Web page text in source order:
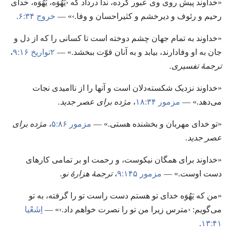
‏«خداوند پیش روی وی عبور کرده،‏ ندا درداد که ‹یَهُوَه،‏ یَهُوَه،‏ خدای
رحیم و رئوف و دیرخشم و کثیراحسان و وفا.‏›» —‏ خروج ۳۴:‏۶ ‏.‏
‏«خداوند به تمام جهان چشم دوخته است تا کسانی را که از دل و
جان به او وفادارند،‏ بیابد و به آنان قوّت ببخشد.‏» —‏ ۲تواریخ ۱۶:‏۹
‏،‏
ترجمهٔ تفسیری.‏
‏«خداوند نزدیک شکسته‌دلان است و آنها را از ناامیدی نجات
می‌دهد.‏» —‏ مزمور ۳۴:‏۱۸ ‏،‏ مژده برای عصر جدید.‏
‏«تو خدای مهربان و بخشنده هستی.‏» —‏ مزمور ۸۶:‏۵ ‏،‏ مژده برای
عصر جدید.‏
‏«خداوند برای همگان نیکوست،‏ و رحمت او بر تمامی کارهای
دست اوست.‏» —‏ مزمور ۱۴۵:‏۹ ‏،‏ترجمهٔ هزارهٔ نو.‏
‏«من که یَهُوَه خدای تو هستم دست راست تو را گرفته،‏ به تو
می‌گویم:‏ ‹مترس زیرا من تو را نصرت خواهم داد.‏›» —‏ اِشَعْیا
۴۱:‏۱۳
‏.‏